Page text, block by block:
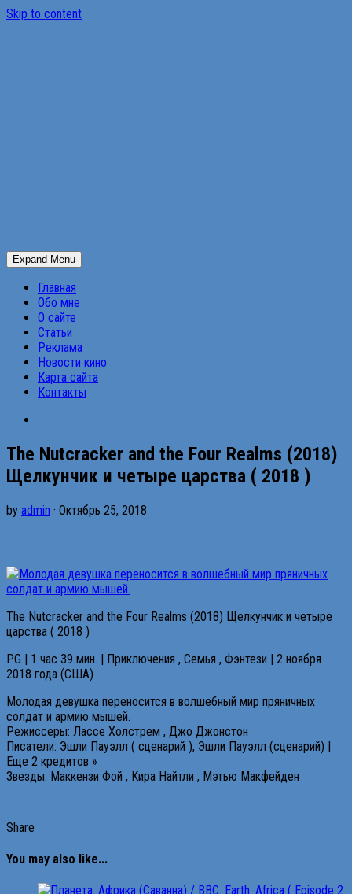
Skip to content
Expand Menu
Главная
Обо мне
О сайте
Статьи
Реклама
Новости кино
Карта сайта
Контакты
The Nutcracker and the Four Realms (2018)
Щелкунчик и четыре царства ( 2018 )
by admin · Октябрь 25, 2018
The Nutcracker and the Four Realms (2018) Щелкунчик и четыре
царства ( 2018 )
PG | 1 час 39 мин. | Приключения , Семья , Фэнтези | 2 ноября
2018 года (США)
Молодая девушка переносится в волшебный мир пряничных
солдат и армию мышей.
Режиссеры: Лассе Холстрем , Джо Джонстон
Писатели: Эшли Пауэлл ( сценарий ), Эшли Пауэлл (сценарий) |
Еще 2 кредитов »
Звезды: Маккензи Фой , Кира Найтли , Мэтью Макфейден
Share
You may also like...